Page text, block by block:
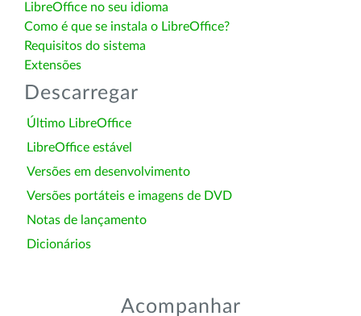
LibreOffice no seu idioma
Como é que se instala o LibreOffice?
Requisitos do sistema
Extensões
Descarregar
Último LibreOffice
LibreOffice estável
Versões em desenvolvimento
Versões portáteis e imagens de DVD
Notas de lançamento
Dicionários
Acompanhar